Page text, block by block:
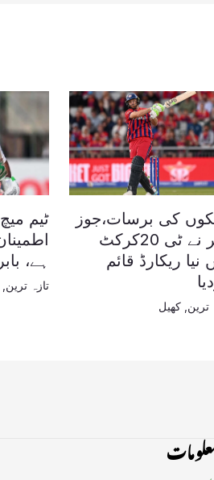
کی برسات،جوز
بٹلر نے ٹی 20کرکٹ
نیا ریکارڈ قائم
ترین کھیل
ٹیم
ہے،
تازہ ترین